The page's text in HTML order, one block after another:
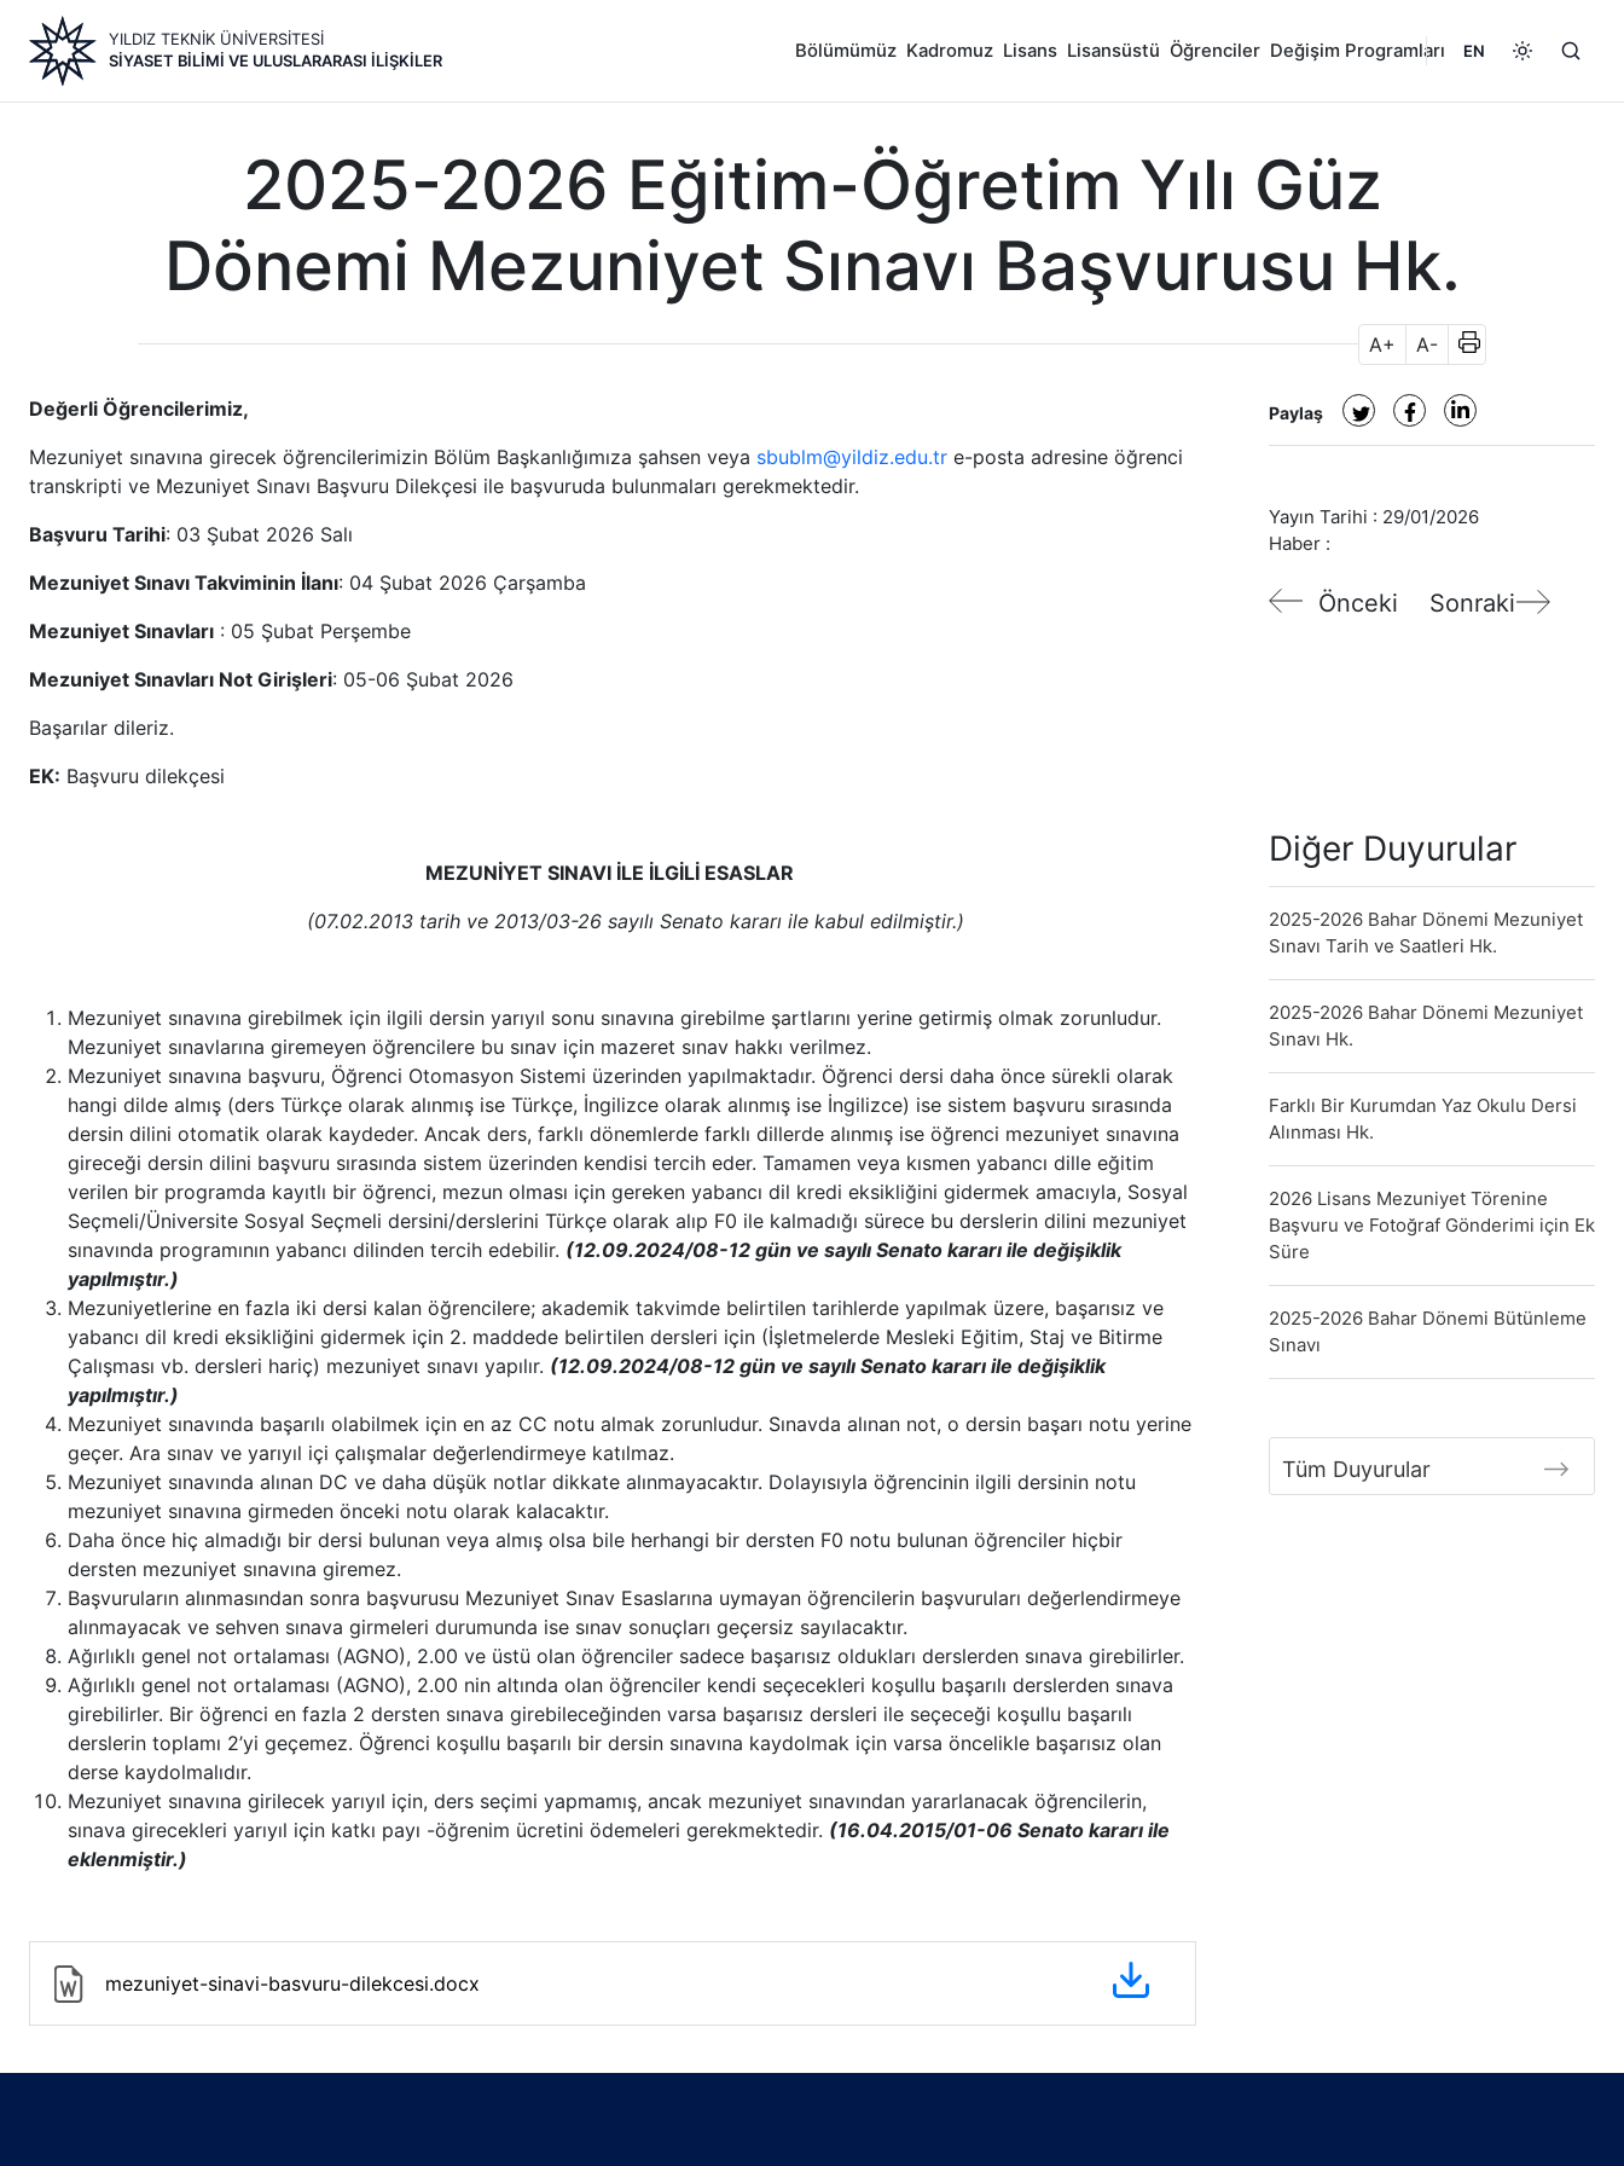
içeriğe
YILDIZ TEKNİK ÜNİVERSİTESİ
SIYASET BILIMI VE ULUSLARARASI İLIŞKILER
Bölümümüz Kadromuz Lisans Lisansüstü Öğrenciler Değişim Programları EN
2025-2026 Eğitim-Öğretim Yılı Güz
Dönemi Mezuniyet Sınavı Başvurusu Hk.
A+ A-
Değerli Öğrencilerimiz,
Mezuniyet sınavına girecek öğrencilerimizin Bölüm Başkanlığımıza şahsen veya sbublm@yildiz.edu.tr e-posta adresine öğrenci
transkripti ve Mezuniyet Sınavı Başvuru Dilekçesi ile başvuruda bulunmaları gerekmektedir.
Başvuru Tarihi: 03 Şubat 2026 Salı
Mezuniyet Sınavı Takviminin İlanı: 04 Şubat 2026 Çarşamba
Mezuniyet Sınavları : 05 Şubat Perşembe
Mezuniyet Sınavları Not Girişleri: 05-06 Şubat 2026
Başarılar dileriz.
EK: Başvuru dilekçesi
MEZUNİYET SINAVI İLE İLGİLİ ESASLAR
(07.02.2013 tarih ve 2013/03-26 sayılı Senato kararı ile kabul edilmiştir.)
Mezuniyet sınavına girebilmek için ilgili dersin yarıyıl sonu sınavına girebilme şartlarını yerine getirmiş olmak zorunludur.
Mezuniyet sınavlarına giremeyen öğrencilere bu sınav için mazeret sınav hakkı verilmez.
Mezuniyet sınavına başvuru, Öğrenci Otomasyon Sistemi üzerinden yapılmaktadır. Öğrenci dersi daha önce sürekli olarak
hangi dilde almış (ders Türkçe olarak alınmış ise Türkçe, İngilizce olarak alınmış ise İngilizce) ise sistem başvuru sırasında
dersin dilini otomatik olarak kaydeder. Ancak ders, farklı dönemlerde farklı dillerde alınmış ise öğrenci mezuniyet sınavına
gireceği dersin dilini başvuru sırasında sistem üzerinden kendisi tercih eder. Tamamen veya kısmen yabancı dille eğitim
verilen bir programda kayıtlı bir öğrenci, mezun olması için gereken yabancı dil kredi eksikliğini gidermek amacıyla, Sosyal
Seçmeli/Üniversite Sosyal Seçmeli dersini/derslerini Türkçe olarak alıp F0 ile kalmadığı sürece bu derslerin dilini mezuniyet
sınavında programının yabancı dilinden tercih edebilir. (12.09.2024/08-12 gün ve sayılı Senato kararı ile değişiklik
yapılmıştır.)
Mezuniyetlerine en fazla iki dersi kalan öğrencilere; akademik takvimde belirtilen tarihlerde yapılmak üzere, başarısız ve
yabancı dil kredi eksikliğini gidermek için 2. maddede belirtilen dersleri için (İşletmelerde Mesleki Eğitim, Staj ve Bitirme
Çalışması vb. dersleri hariç) mezuniyet sınavı yapılır. (12.09.2024/08-12 gün ve sayılı Senato kararı ile değişiklik
yapılmıştır.)
Mezuniyet sınavında başarılı olabilmek için en az CC notu almak zorunludur. Sınavda alınan not, o dersin başarı notu yerine
geçer. Ara sınav ve yarıyıl içi çalışmalar değerlendirmeye katılmaz.
Mezuniyet sınavında alınan DC ve daha düşük notlar dikkate alınmayacaktır. Dolayısıyla öğrencinin ilgili dersinin notu
mezuniyet sınavına girmeden önceki notu olarak kalacaktır.
Daha önce hiç almadığı bir dersi bulunan veya almış olsa bile herhangi bir dersten F0 notu bulunan öğrenciler hiçbir
dersten mezuniyet sınavına giremez.
Başvuruların alınmasından sonra başvurusu Mezuniyet Sınav Esaslarına uymayan öğrencilerin başvuruları değerlendirmeye
alınmayacak ve sehven sınava girmeleri durumunda ise sınav sonuçları geçersiz sayılacaktır.
Ağırlıklı genel not ortalaması (AGNO), 2.00 ve üstü olan öğrenciler sadece başarısız oldukları derslerden sınava girebilirler.
Ağırlıklı genel not ortalaması (AGNO), 2.00 nin altında olan öğrenciler kendi seçecekleri koşullu başarılı derslerden sınava
girebilirler. Bir öğrenci en fazla 2 dersten sınava girebileceğinden varsa başarısız dersleri ile seçeceği koşullu başarılı
derslerin toplamı 2’yi geçemez. Öğrenci koşullu başarılı bir dersin sınavına kaydolmak için varsa öncelikle başarısız olan
derse kaydolmalıdır.
Mezuniyet sınavına girilecek yarıyıl için, ders seçimi yapmamış, ancak mezuniyet sınavından yararlanacak öğrencilerin,
sınava girecekleri yarıyıl için katkı payı -öğrenim ücretini ödemeleri gerekmektedir. (16.04.2015/01-06 Senato kararı ile
eklenmiştir.)
mezuniyet-sinavi-basvuru-dilekcesi.docx
Paylaş
Yayın Tarihi : 29/01/2026
Haber :
Önceki Sonraki
Diğer Duyurular
2025-2026 Bahar Dönemi Mezuniyet
Sınavı Tarih ve Saatleri Hk.
2025-2026 Bahar Dönemi Mezuniyet
Sınavı Hk.
Farklı Bir Kurumdan Yaz Okulu Dersi
Alınması Hk.
2026 Lisans Mezuniyet Törenine
Başvuru ve Fotoğraf Gönderimi için Ek
Süre
2025-2026 Bahar Dönemi Bütünleme
Sınavı
Tüm Duyurular